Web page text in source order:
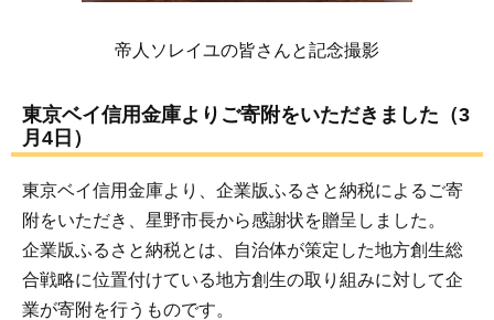
帝人ソレイユの皆さんと記念撮影
東京ベイ信用金庫よりご寄附をいただきました（3
月4日）
東京ベイ信用金庫より、企業版ふるさと納税によるご寄
附をいただき、星野市長から感謝状を贈呈しました。
企業版ふるさと納税とは、自治体が策定した地方創生総
合戦略に位置付けている地方創生の取り組みに対して企
業が寄附を行うものです。